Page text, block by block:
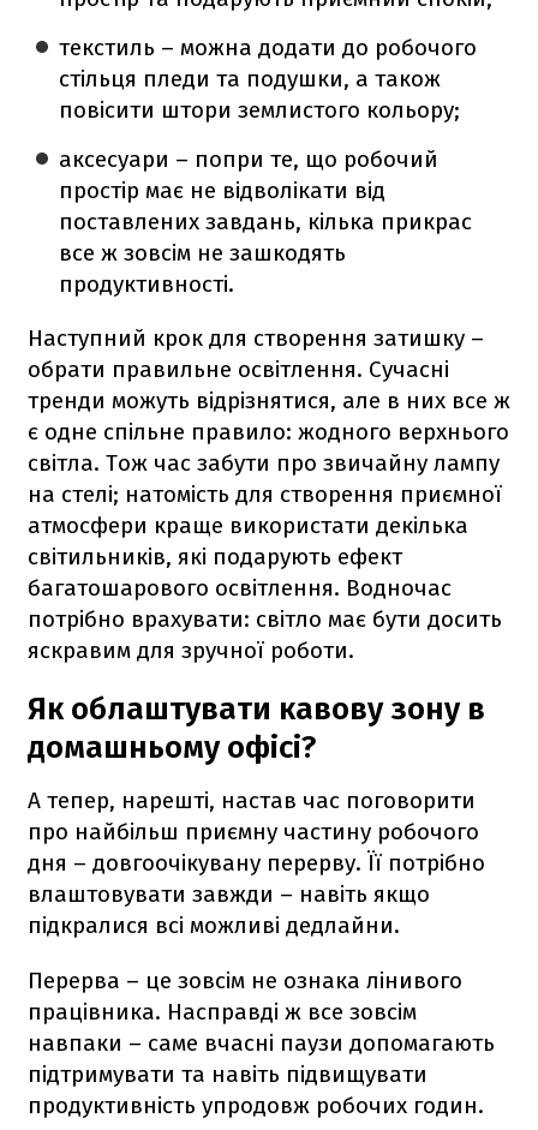
текстиль – можна додати до робочого
стільця пледи та подушки, а також
повісити штори землистого кольору;
аксесуари – попри те, що робочий
простір має не відволікати від
поставлених завдань, кілька прикрас
все ж зовсім не зашкодять
продуктивності.
Наступний крок для створення затишку –
обрати правильне освітлення. Сучасні
тренди можуть відрізнятися, але в них все ж
є одне спільне правило: жодного верхнього
світла. Тож час забути про звичайну лампу
на стелі; натомість для створення приємної
атмосфери краще використати декілька
світильників, які подарують ефект
багатошарового освітлення. Водночас
потрібно врахувати: світло має бути досить
яскравим для зручної роботи.
Як облаштувати кавову зону в
домашньому офісі?
А тепер, нарешті, настав час поговорити
про найбільш приємну частину робочого
дня – довгоочікувану перерву. Її потрібно
влаштовувати завжди – навіть якщо
підкралися всі можливі дедлайни.
Перерва – це зовсім не ознака лінивого
працівника. Насправді ж все зовсім
навпаки – саме вчасні паузи допомагають
підтримувати та навіть підвищувати
продуктивність упродовж робочих годин.